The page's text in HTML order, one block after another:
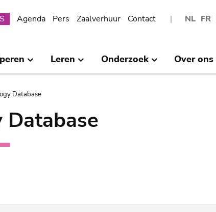
NL FR
Agenda Pers Zaalverhuur Contact
Leren Onderzoek Over ons
Database